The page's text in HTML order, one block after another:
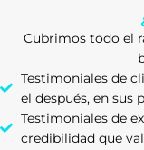
Cubrimos todo el
Testimoniales de
el después, en sus
Testimoniales de
credibilidad que